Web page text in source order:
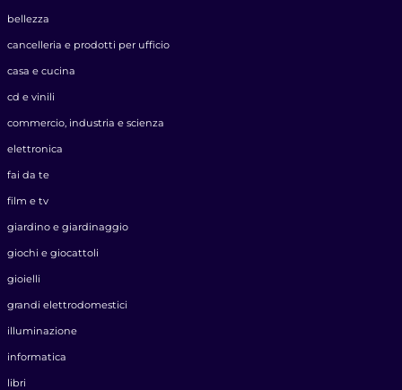
bellezza
cancelleria e prodotti per ufficio
casa e cucina
cd e vinili
commercio, industria e scienza
elettronica
fai da te
film e tv
giardino e giardinaggio
giochi e giocattoli
gioielli
grandi elettrodomestici
illuminazione
informatica
libri